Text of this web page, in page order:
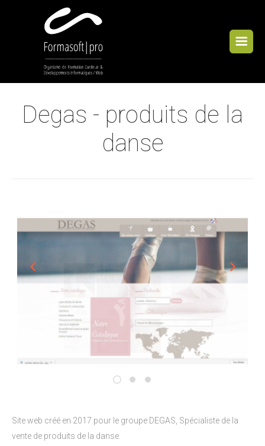
Degas - produits de la
danse
Site web créé en 2017 pour le groupe DEGAS, Spécialiste de la
vente de produits de la danse.
Cookies management panel